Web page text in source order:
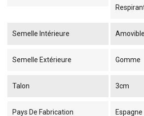
Semelle Intérieure Amovible
Semelle Extérieure Gomme
Talon 3cm
Pays De Fabrication Espagne